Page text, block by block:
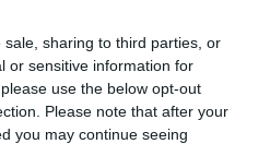
sharing to third parties, or
or sensitive information for
use the below opt-out
Please note that after your
you may continue seeing
™4 ze złączem USB-C ®o
s (zasilanie z USB,